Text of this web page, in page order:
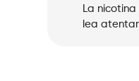
La
lea